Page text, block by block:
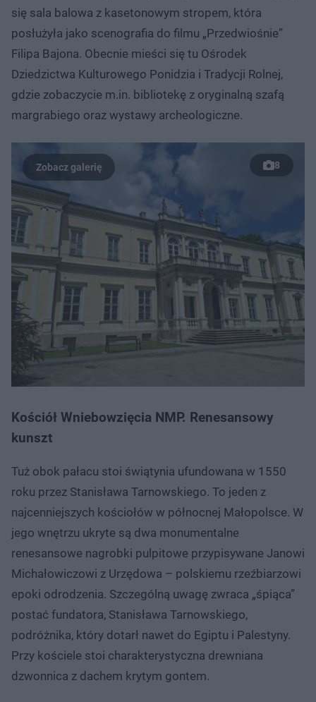
się sala balowa z kasetonowym stropem, która
posłużyła jako scenografia do filmu „Przedwiośnie”
Filipa Bajona. Obecnie mieści się tu Ośrodek
Dziedzictwa Kulturowego Ponidzia i Tradycji Rolnej,
gdzie zobaczycie m.in. bibliotekę z oryginalną szafą
margrabiego oraz wystawy archeologiczne.
8
Kościół Wniebowzięcia NMP. Renesansowy
kunszt
Tuż obok pałacu stoi świątynia ufundowana w 1550
roku przez Stanisława Tarnowskiego. To jeden z
najcenniejszych kościołów w północnej Małopolsce. W
jego wnętrzu ukryte są dwa monumentalne
renesansowe nagrobki pulpitowe przypisywane Janowi
Michałowiczowi z Urzędowa – polskiemu rzeźbiarzowi
epoki odrodzenia. Szczególną uwagę zwraca „śpiąca”
postać fundatora, Stanisława Tarnowskiego,
podróżnika, który dotarł nawet do Egiptu i Palestyny.
Przy kościele stoi charakterystyczna drewniana
dzwonnica z dachem krytym gontem.